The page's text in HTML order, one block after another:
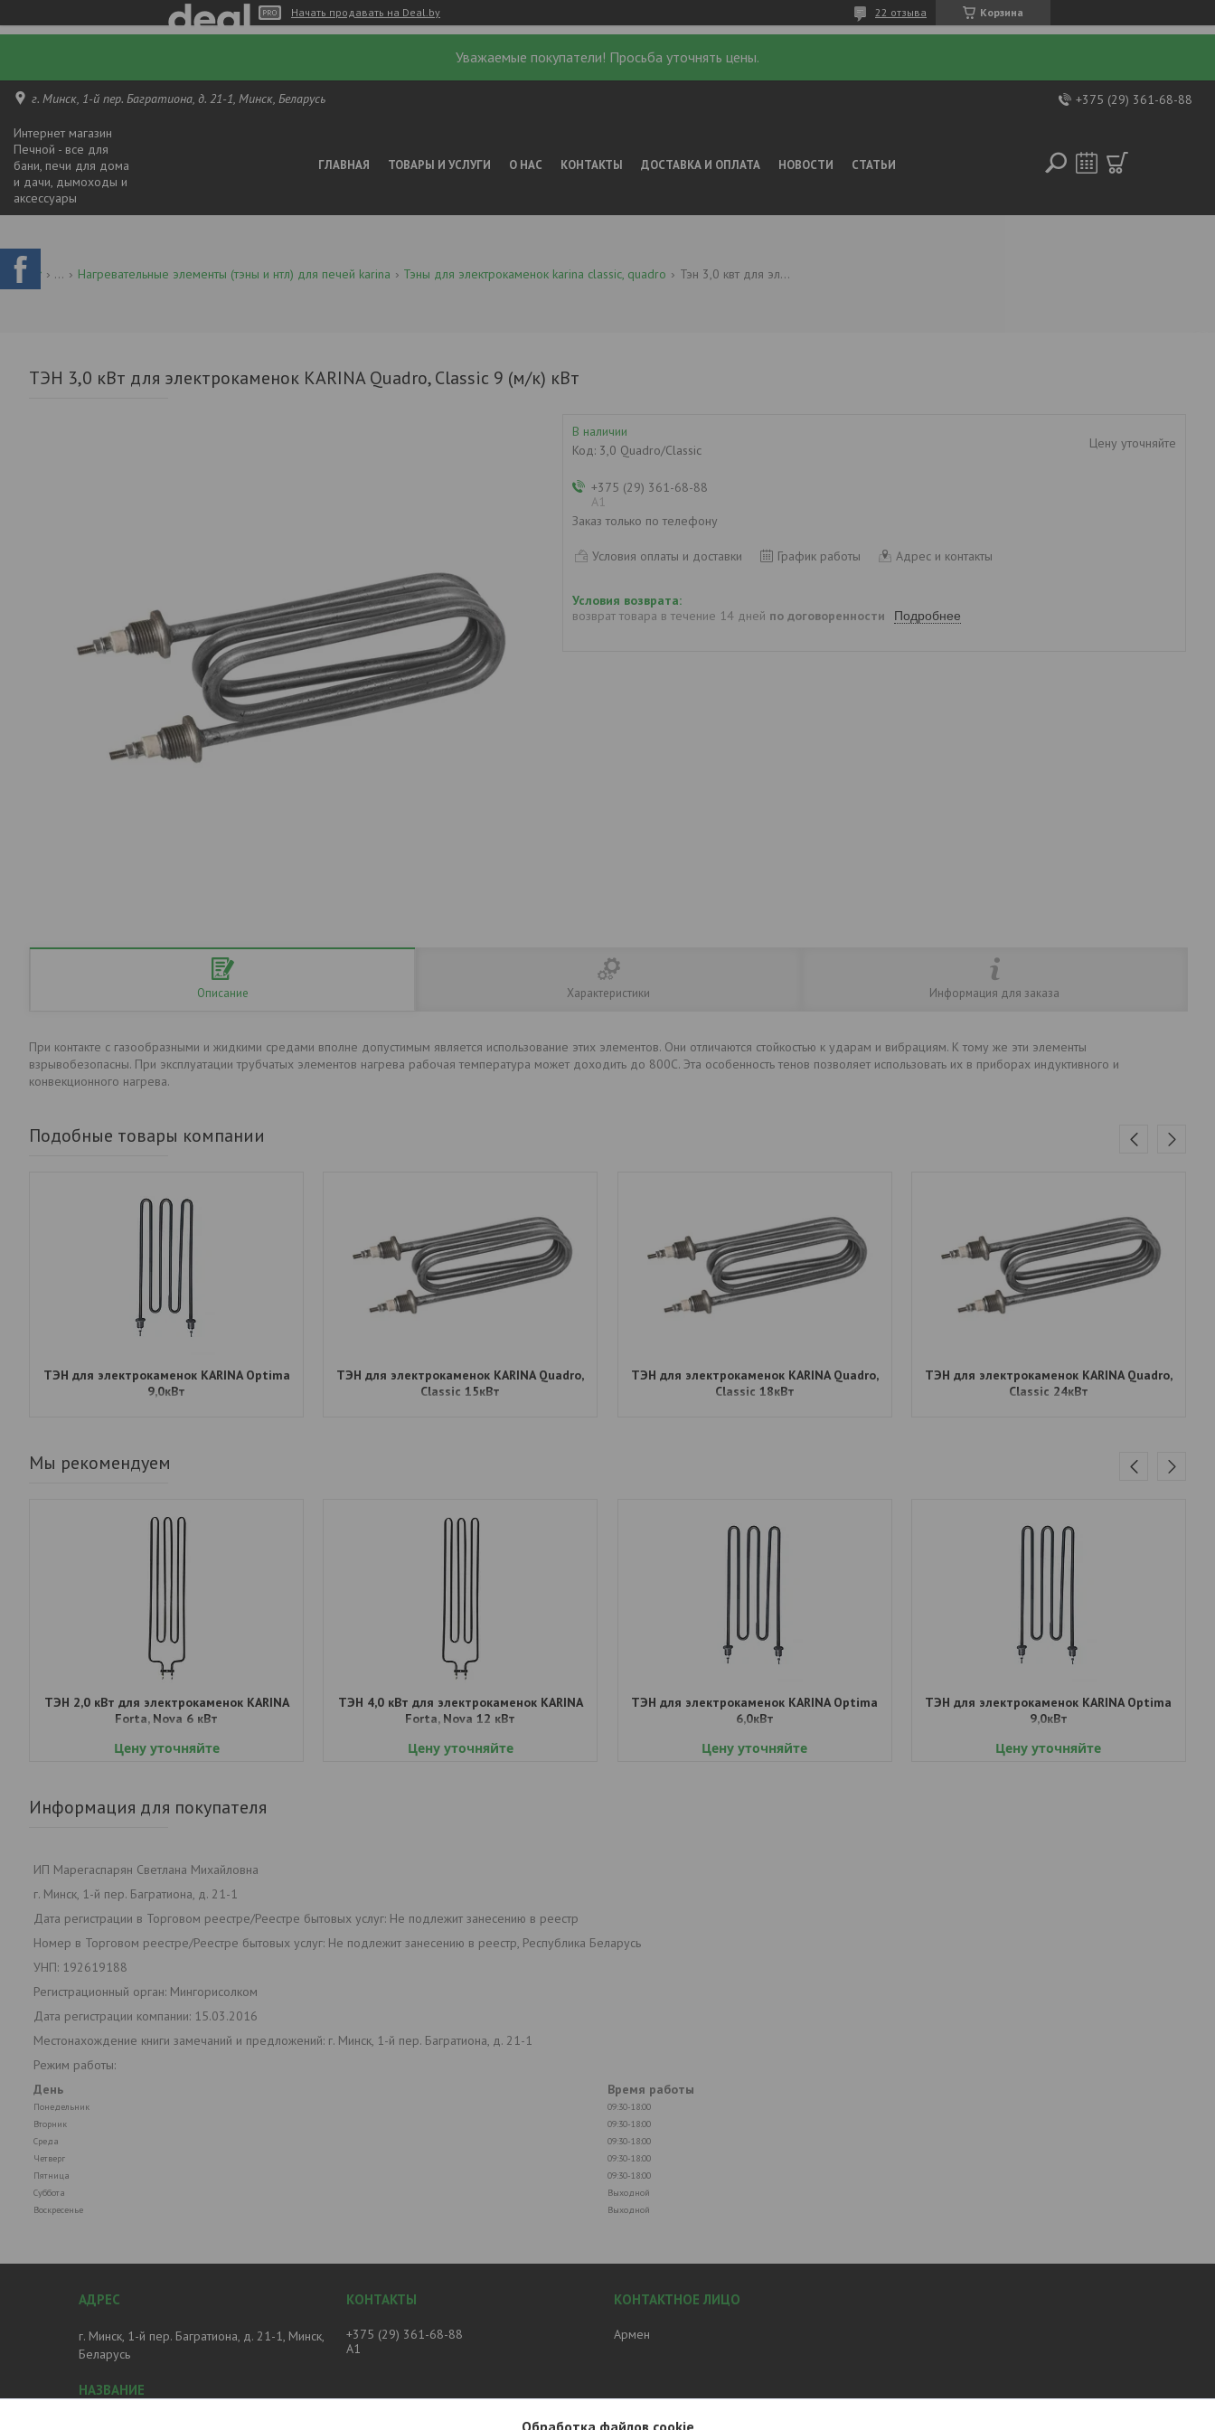
Начать продавать на Deal.by Корзина
22 отзыва
Уважаемые покупатели! Просьба уточнять цены.
г. Минск, 1-й пер. Багратиона, д. 21-1, Минск, Беларусь +375 (29) 361-68-88
Интернет магазин
Печной - все для
бани, печи для дома
и дачи, дымоходы и
аксессуары
ГЛАВНАЯ ТОВАРЫ И УСЛУГИ О НАС КОНТАКТЫ ДОСТАВКА И ОПЛАТА НОВОСТИ СТАТЬИ
... Нагревательные элементы (тэны и нтл) для печей karina Тэны для электрокаменок karina classic, quadro Тэн 3,0 квт для электрокаменок каrina quadro, classic 9 (м/к) квт
ТЭН 3,0 кВт для электрокаменок КАRINA Quadro, Classic 9 (м/к) кВт
В наличии
Код: 3,0 Quadro/Classic Цену уточняйте
+375 (29) 361-68-88
А1
Заказ только по телефону
Условия оплаты и доставки График работы Адрес и контакты
возврат товара в течение 14 дней по договоренности Подробнее
Описание Характеристики Информация для заказа
При контакте с газообразными и жидкими средами вполне допустимым является использование этих элементов. Они отличаются стойкостью к ударам и вибрациям. К тому же эти элементы
взрывобезопасны. При эксплуатации трубчатых элементов нагрева рабочая температура может доходить до 800С. Эта особенность тенов позволяет использовать их в приборах индуктивного и
конвекционного нагрева.
Подобные товары компании
ТЭН для электрокаменок КАRINA Optima
9,0кВт
ТЭН для электрокаменок КАRINA Quadro,
Classic 15кВт
ТЭН для электрокаменок КАRINA Quadro,
Classic 18кВт
ТЭН для электрокаменок КАRINA Quadro,
Classic 24кВт
Мы рекомендуем
ТЭН 2,0 кВт для электрокаменок КАRINA
Forta, Nova 6 кВт
Цену уточняйте
ТЭН 4,0 кВт для электрокаменок КАRINA
Forta, Nova 12 кВт
Цену уточняйте
ТЭН для электрокаменок КАRINA Optima
6,0кВт
Цену уточняйте
ТЭН для электрокаменок КАRINA Optima
9,0кВт
Цену уточняйте
Информация для покупателя
ИП Марегаспарян Светлана Михайловна
г. Минск, 1-й пер. Багратиона, д. 21-1
Дата регистрации в Торговом реестре/Реестре бытовых услуг: Не подлежит занесению в реестр
Номер в Торговом реестре/Реестре бытовых услуг: Не подлежит занесению в реестр, Республика Беларусь
УНП: 192619188
Регистрационный орган: Мингорисолком
Дата регистрации компании: 15.03.2016
Местонахождение книги замечаний и предложений: г. Минск, 1-й пер. Багратиона, д. 21-1
Режим работы:
День
Время работы
Понедельник
09:30-18:00
Вторник
09:30-18:00
Среда
09:30-18:00
Четверг
09:30-18:00
Пятница
09:30-18:00
Суббота
Выходной
Воскресенье
Выходной
г. Минск, 1-й пер. Багратиона, д. 21-1, Минск,
Беларусь
+375 (29) 361-68-88
А1
Армен
Обработка файлов cookie